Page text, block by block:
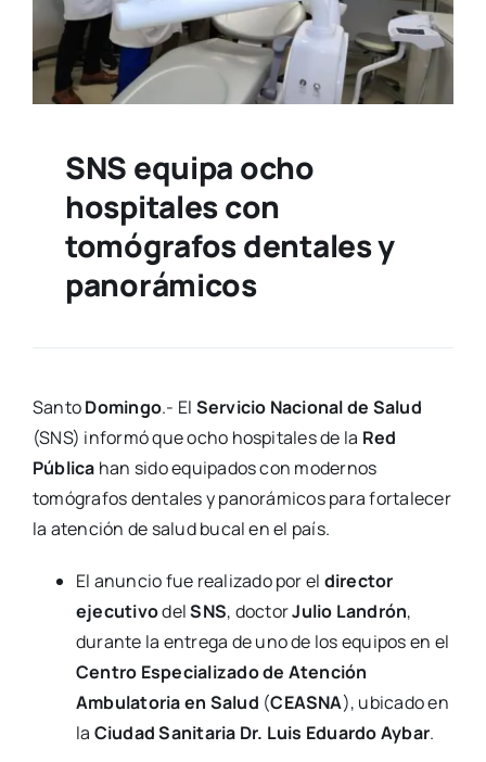
SNS equipa ocho
hospitales con
tomógrafos dentales y
panorámicos
SantoDomingo.- El Servicio Nacional de Salud
(SNS) informó que ocho hospitales de la Red
Pública han sido equipados con modernos
tomógrafos dentales y panorámicos para fortalecer
la atención de salud bucal en el país.
El anuncio fue realizado por el director
ejecutivodelSNS, doctorJulio Landrón,
durante la entrega de uno de los equipos en el
Centro Especializado de Atención
Ambulatoria en Salud (CEASNA), ubicado en
la Ciudad Sanitaria Dr. Luis Eduardo Aybar.